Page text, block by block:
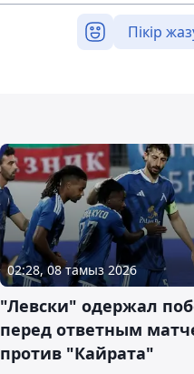
Пікір
02:28, 08 тамыз 2026
"Левски" одержал
перед ответным
против "Кайрата"